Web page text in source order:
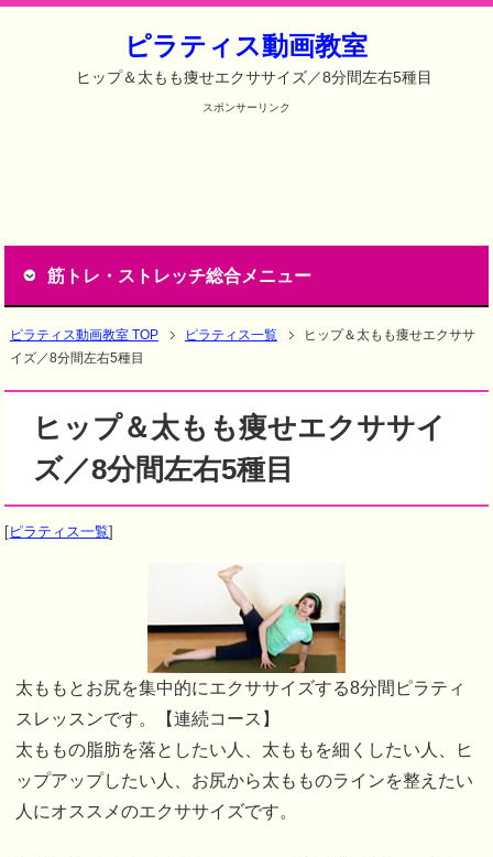
ピラティス動画教室
ヒップ＆太もも痩せエクササイズ／8分間左右5種目
スポンサーリンク
筋トレ・ストレッチ総合メニュー
ピラティス動画教室 TOP ピラティス一覧
ヒップ＆太もも痩せエクササ
イズ／8分間左右5種目
ヒップ＆太もも痩せエクササイ
ズ／8分間左右5種目
[ピラティス一覧]
太ももとお尻を集中的にエクササイズする8分間ピラティ
スレッスンです。【連続コース】
太ももの脂肪を落としたい人、太ももを細くしたい人、ヒ
ップアップしたい人、お尻から太もものラインを整えたい
人にオススメのエクササイズです。